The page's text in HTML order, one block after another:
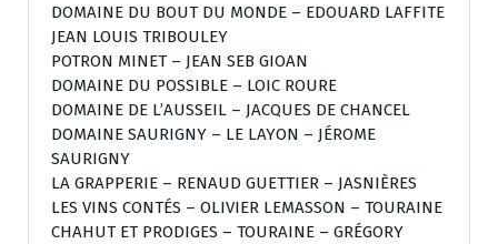
DOMAINE DU BOUT DU MONDE – EDOUARD LAFFITE
JEAN LOUIS TRIBOULEY
POTRON MINET – JEAN SEB GIOAN
DOMAINE DU POSSIBLE – LOIC ROURE
DOMAINE DE L’AUSSEIL – JACQUES DE CHANCEL
DOMAINE SAURIGNY – LE LAYON – JÉROME
SAURIGNY
LA GRAPPERIE – RENAUD GUETTIER – JASNIÈRES
LES VINS CONTÉS – OLIVIER LEMASSON – TOURAINE
CHAHUT ET PRODIGES – TOURAINE – GRÉGORY